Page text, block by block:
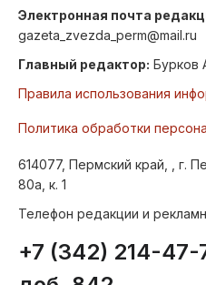
Электронная почта
gazeta_zvezda_perm@mail.ru
Главный редактор: Бурков
Правила использования
Политика обработки
614077, Пермский край, , г.
80а, к. 1
Телефон редакции и
+7 (342) 214-47-